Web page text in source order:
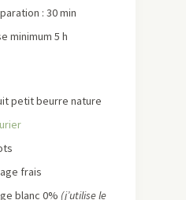
: 30 min
minimum 5 h
petit beurre nature
frais
blanc 0% (j’utilise le